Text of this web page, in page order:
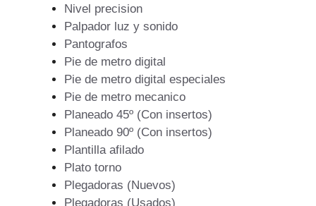
Nivel precision
Palpador luz y sonido
Pantografos
Pie de metro digital
Pie de metro digital especiales
Pie de metro mecanico
Planeado 45º (Con insertos)
Planeado 90º (Con insertos)
Plantilla afilado
Plato torno
Plegadoras (Nuevos)
Plegadoras (Usados)